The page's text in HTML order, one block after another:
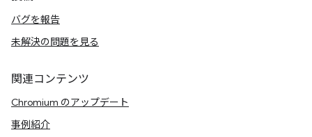
バグを報告
未解決の問題を見る
関連コンテンツ
Chromium のアップデート
事例紹介